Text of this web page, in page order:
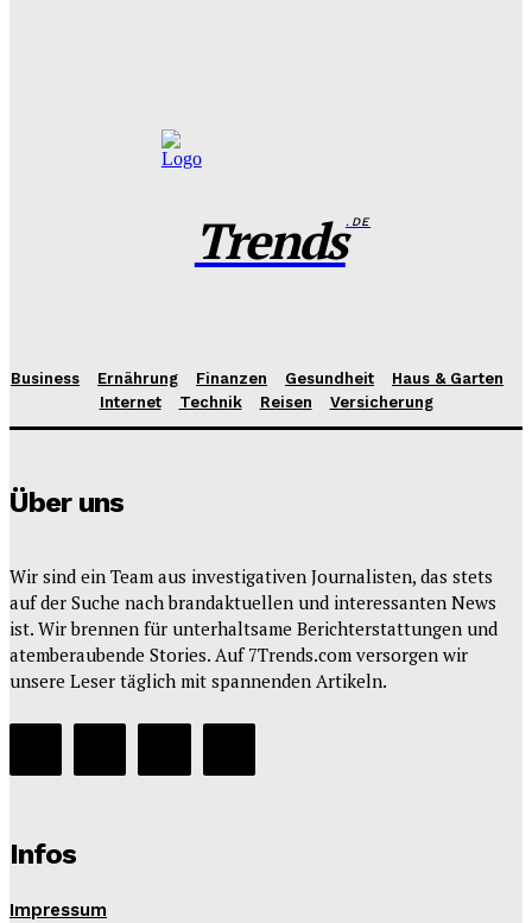
Trends.DE
Business Ernährung Finanzen Gesundheit
Haus & Garten
Internet
Technik Reisen Versicherung
Über uns
Wir sind ein Team aus investigativen Journalisten, das stets
auf der Suche nach brandaktuellen und interessanten News
ist. Wir brennen für unterhaltsame Berichterstattungen und
atemberaubende Stories. Auf 7Trends.com versorgen wir
unsere Leser täglich mit spannenden Artikeln.
Infos
Impressum